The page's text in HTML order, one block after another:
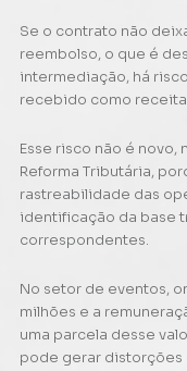
Se o contrato não
reembolso, o que é
intermediação, há
recebido como
Esse risco não é novo,
Reforma Tributária,
rastreabilidade das
identificação da base
correspondentes.
No setor de eventos,
milhões e a
uma parcela desse
pode gerar distorções